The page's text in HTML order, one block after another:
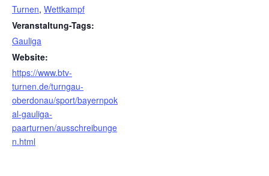
Turnen, Wettkampf
Veranstaltung-Tags:
Gauliga
Website:
https://www.btv-
turnen.de/turngau-
oberdonau/sport/bayernpok
al-gauliga-
paarturnen/ausschreibunge
n.html